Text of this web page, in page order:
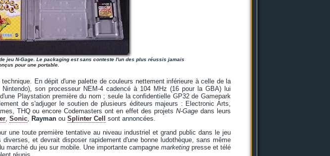
jeu N-Gage. Le packaging est sans conteste l'un des plus réussis jamais
pour une portable.
En dépit d'une palette de couleurs nettement inférieure à celle de la
son processeur NEM-4 cadencé à 104 MHz (16 pour la GBA) lui
Playstation première du nom ; seule la confidentielle GP32 de Gamepark
de s'adjuger le soutien de plusieurs éditeurs majeurs : Electronic Arts,
THQ ou encore Codemasters ont en effet des projetsN-Gage dans leurs
, Sonic, Rayman ou Splinter Cell
sont annoncées.
une toute première tentative au niveau industriel et grand public dans le jeu
et devrait disposer rapidement d'une bonne ludothèque, sans même
marché du jeu sur mobile. Une importante campagne marketing presse et télé